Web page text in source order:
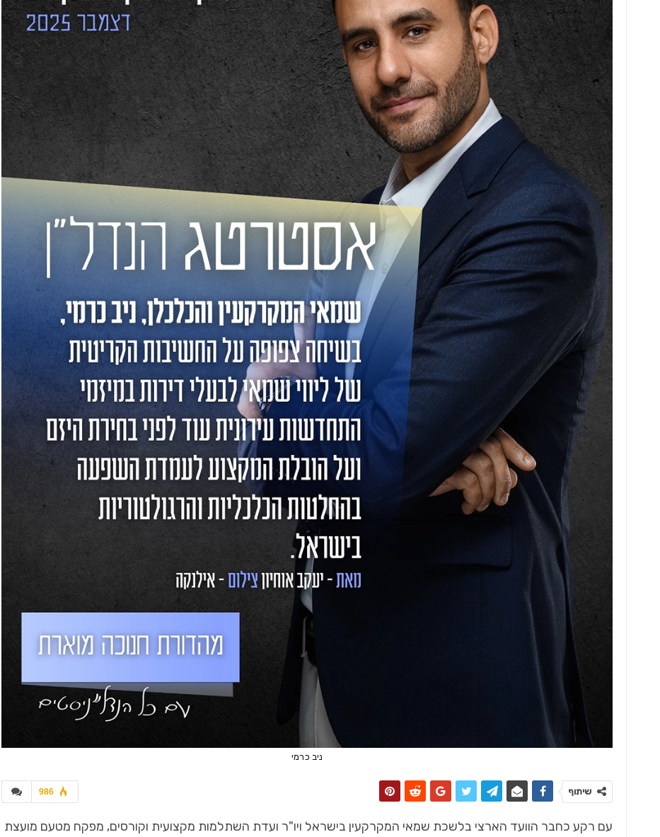
ניב כרמי
986 שיתוף
עם רקע כחבר הוועד הארצי בלשכת שמאי המקרקעין בישראל ויו"ר ועדת השתלמות מקצועית וקורסים, מפקח מטעם מועצת
רמלה מתחדשת: האסטרטגיה שמאחורי
אדריכלות ועיצוב
נכון יותר, חכם יותר
משרד "V5 אדריכלים" מתכנן מבנה